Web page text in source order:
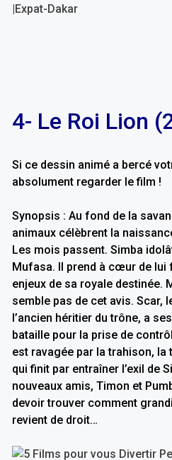
4- Le Roi Lion
Si ce dessin animé a bercé
absolument regarder le film !
Synopsis : Au fond de la
animaux célèbrent la
Les mois passent. Simba
Mufasa. Il prend à cœur de lui
enjeux de sa royale destinée.
semble pas de cet avis. Scar,
l’ancien héritier du trône, a
bataille pour la prise de
est ravagée par la trahison, la
qui finit par entraîner l’exil de
nouveaux amis, Timon et
devoir trouver comment
revient de droit…